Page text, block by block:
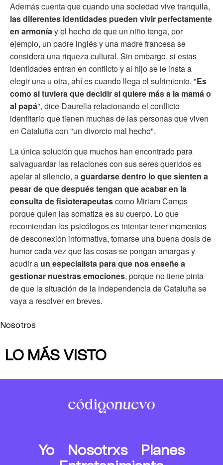
Además cuenta que cuando una sociedad vive tranquila,
las diferentes identidades pueden vivir perfectamente
en armoníay el hecho de que un niño tenga, por
ejemplo, un padre inglés y una madre francesa se
considera una riqueza cultural. Sin embargo, si estas
identidades entran en conflicto y al hijo se le insta a
elegir una u otra, ahí es cuando llega el sufrimiento. "Es
como si tuviera que decidir si quiere más a la mamá o
al papá", dice Daurella relacionando el conflicto
identitario que tienen muchas de las personas que viven
en Cataluña con "un divorcio mal hecho".
La única solución que muchos han encontrado para
salvaguardar las relaciones con sus seres queridos es
apelar al silencio, aguardarse dentro lo que sienten a
pesar de que después tengan que acabar en la
consulta de fisioterapeutascomo Miriam Camps
porque quien las somatiza es su cuerpo. Lo que
recomiendan los psicólogos es intentar tener momentos
de desconexión informativa, tomarse una buena dosis de
humor cada vez que las cosas se pongan amargas y
acudir a un especialista para que nos enseñe a
gestionar nuestras emociones, porque no tiene pinta
de que la situación de la independencia de Cataluña se
vaya a resolver en breves.
Nosotros
LO MÁS VISTO
Yo Nosotrxs
Planes